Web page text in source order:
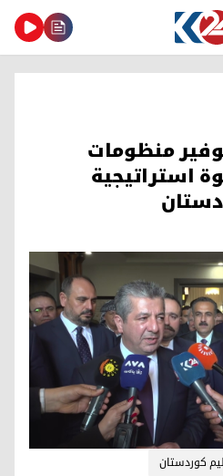
منظومات
استراتيجية
كوردستان